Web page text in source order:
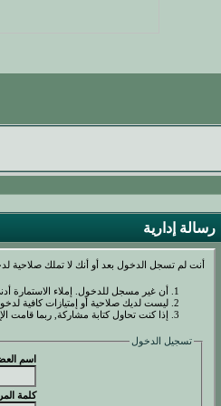
رسالة إدارية
أنت لم تسجل الدخول بعد أو أنك لا تملك صلاحية
أن غير مسجل للدخول. إملاء الاستمارة
ليست لديك صلاحية أو إمتيازات كافية
إذا كنت تحاول كتابة مشاركة, ربما قامت
تسجيل الدخول
اسم
كلمة